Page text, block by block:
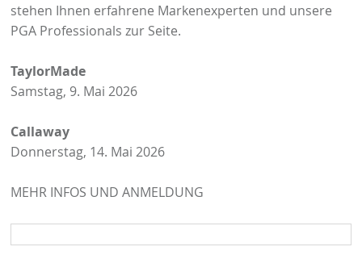
stehen Ihnen erfahrene Markenexperten und unsere
PGA Professionals zur Seite.
TaylorMade
Samstag, 9. Mai 2026
Callaway
Donnerstag, 14. Mai 2026
MEHR INFOS UND ANMELDUNG